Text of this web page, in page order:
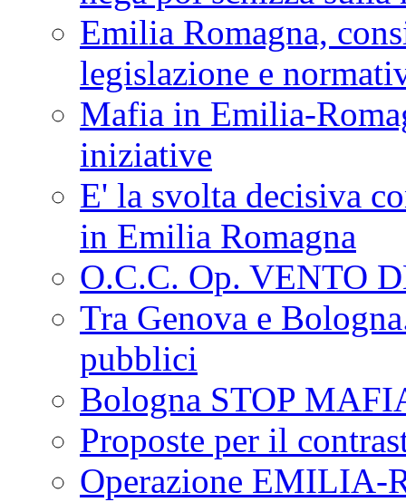
Emilia Romagna,
legislazione e
Mafia in Emilia-
iniziative
E' la svolta decisiva
in Emilia Romagna
O.C.C. Op. VENTO
Tra Genova e
pubblici
Bologna STOP
Proposte per il
Operazione EMILIA-